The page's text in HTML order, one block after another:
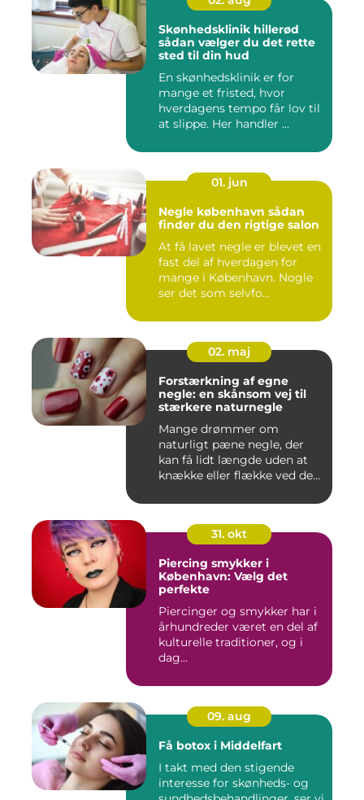
Skønhedsklinik hillerød
sådan vælger du det rette
sted til din hud
En skønhedsklinik er for
mange et fristed, hvor
hverdagens tempo får lov til
at slippe. Her handler ...
01. jun
Negle københavn sådan
finder du den rigtige salon
At få lavet negle er blevet en
fast del af hverdagen for
mange i København. Nogle
ser det som selvfo...
02. maj
Forstærkning af egne
negle: en skånsom vej til
stærkere naturnegle
Mange drømmer om
naturligt pæne negle, der
kan få lidt længde uden at
knække eller flække ved den
31. okt
Piercing smykker i
København: Vælg det
perfekte
Piercinger og smykker har i
århundreder været en del af
kulturelle traditioner, og i
dag...
09. aug
Få botox i Middelfart
I takt med den stigende
interesse for skønheds- og